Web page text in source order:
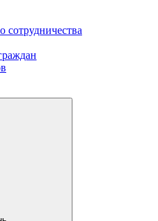
сотрудничества